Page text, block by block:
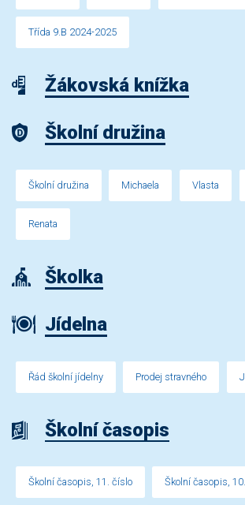
Třída 9.B 2024-2025
Žákovská knížka
Školní družina
Školní družina Michaela Vlasta
Renata
Školka
Jídelna
Řád školní jídelny Prodej stravného
Školní časopis
Školní časopis, 11. číslo Školní časopis,